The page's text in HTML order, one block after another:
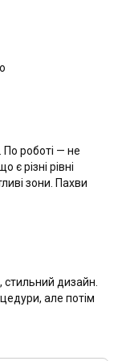
По роботі — не
різні рівні
зони. Пахви
стильний дизайн.
але потім